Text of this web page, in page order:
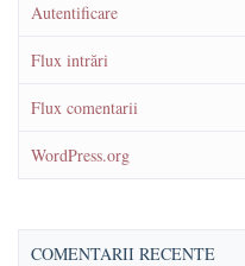
Autentificare
Flux intrări
Flux comentarii
WordPress.org
COMENTARII RECENTE